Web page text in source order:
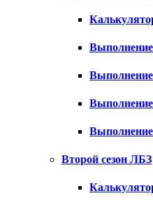
Второй сезон ЛБЗ